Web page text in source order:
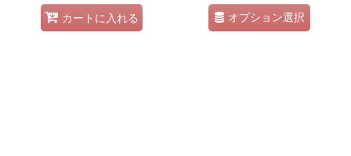
カートに入れる オプション選択